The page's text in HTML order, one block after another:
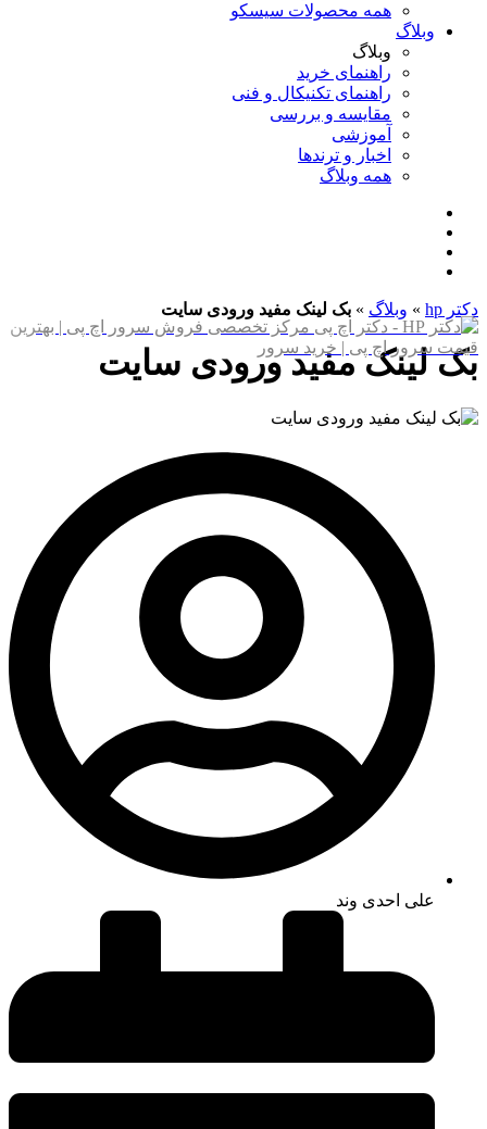
همه محصولات سیسکو
وبلاگ
وبلاگ
راهنمای خرید
راهنمای تکنیکال و فنی
مقایسه و بررسی
آموزشی
اخبار و ترندها
همه وبلاگ
دکتر hp » وبلاگ » بک لینک مفید ورودی سایت
بک لینک مفید ورودی سایت
علی احدی وند